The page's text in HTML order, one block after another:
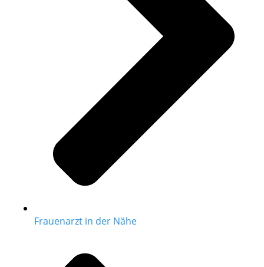
Frauenarzt in der Nähe